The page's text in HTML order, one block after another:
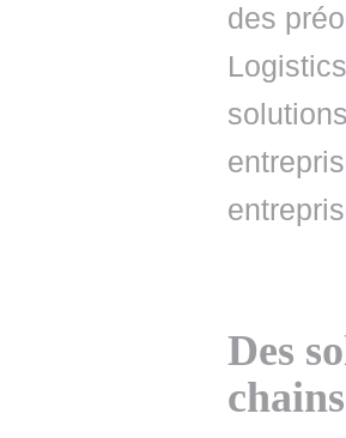
des
Des
chains